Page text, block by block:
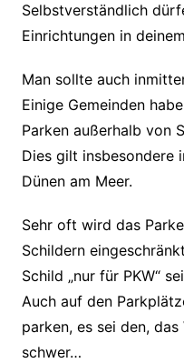
Selbstverständlich
Einrichtungen in
Man sollte auch
Einige Gemeinden
Parken außerhalb von
Dies gilt insbesondere
Dünen am Meer.
Sehr oft wird das
Schildern
Schild „nur für PKW“
Auch auf den
parken, es sei den,
schwer…